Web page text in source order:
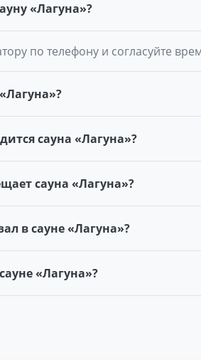
«Лагуна»?
по телефону и согласуйте
сауна «Лагуна»?
сауна «Лагуна»?
в сауне «Лагуна»?
«Лагуна»?